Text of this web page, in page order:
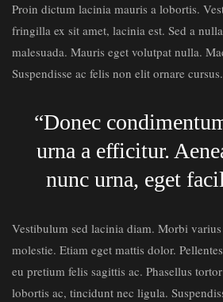
Proin dictum lacinia mauris a lobortis.
fringilla ex sit amet, lacinia est. Sed a
malesuada. Mauris eget volutpat nulla.
Suspendisse ac felis non elit ornare cursus.
“Donec
urna a efficitur.
nunc urna, eget
Vestibulum sed lacinia diam. Morbi
molestie. Etiam eget mattis dolor.
eu pretium felis sagittis ac. Phasellus
lobortis ac, tincidunt nec ligula.